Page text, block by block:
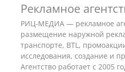
Рекламное
РИЦ-МЕДИА — рекламное
размещение наружной
транспорте, BTL,
исследования, создание и
Агентство работает с 2005